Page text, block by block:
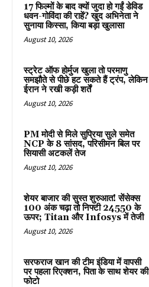
17 फिल्मों के बाद क्यों जुदा हो गईं डेविड
धवन-गोविंदा की राहें? खुद अभिनेता ने
सुनाया किस्सा, किया बड़ा खुलासा
August 10, 2026
स्ट्रेट ऑफ होर्मुज खुला तो परमाणु
समझौते से पीछे हट सकते हैं ट्रंप, लेकिन
ईरान ने रखी कड़ी शर्तें
August 10, 2026
PM मोदी से मिले सुप्रिया सुले समेत
NCP के 8 सांसद, परिसीमन बिल पर
सियासी अटकलें तेज
August 10, 2026
शेयर बाजार की सुस्त शुरुआत! सेंसेक्स
100 अंक चढ़ा तो निफ्टी 24550 के
ऊपर; Titan और Infosys में तेजी
August 10, 2026
सरफराज खान की टीम इंडिया में वापसी
पर पहला रिएक्शन, पिता के साथ शेयर की
फोटो